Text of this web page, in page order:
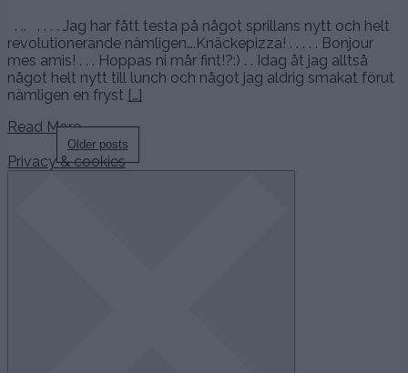
. .. . . . . Jag har fått testa på något sprillans nytt och helt
revolutionerande nämligen….Knäckepizza! . . . . . Bonjour
mes amis! . . . Hoppas ni mår fint!?:) . . Idag åt jag alltså
något helt nytt till lunch och något jag aldrig smakat förut
nämligen en fryst […]
Read More…
navigation
Older posts
Privacy & cookies